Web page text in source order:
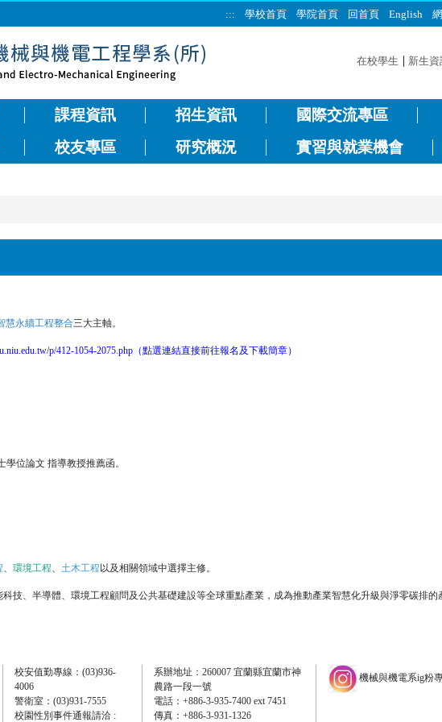
::: 學校首頁 學院首頁 回首頁 English
在校學生 新生資
課程資訊 招生資訊 國際交流專區
校友專區 研究概況 實習與就業機會
慧永續工程整合三大主軸。
p/412-1054-2075.php（點選連結直接前往報名及下載簡章）
位論文 指導教授推薦函。
、 環境工程、 土木工程 以及相關領域中選擇主修。
技、半導體、環境工程顧問及公共基礎建設等全球重點產業，成為推動產業智慧化升級與淨零碳排的
校安值勤專線：(03)936-
4006
警衛室：(03)931-7555
校園性別事件通報請洽 :
系辦地址：260007 宜蘭縣宜蘭市神
農路一段一號
電話：+886-3-935-7400 ext 7451
傳真：+886-3-931-1326
機械與機電系ig粉